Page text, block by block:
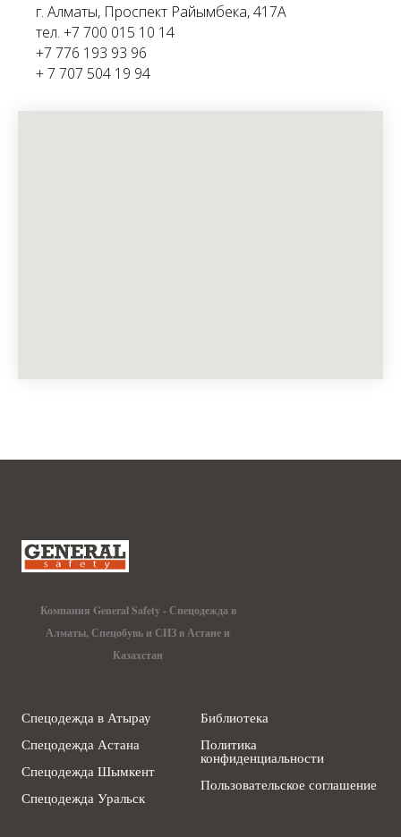
г. Алматы, Проспект Райымбека, 417А
тел. +7 700 015 10 14
+7 776 193 93 96
+ 7 707 504 19 94
Компания General Safety - Спецодежда в
Алматы, Спецобувь и СИЗ в Астане и
Казахстан
Спецодежда в Атырау
Спецодежда Астана
Спецодежда Шымкент
Спецодежда Уральск
Библиотека
Политика
конфиденциальности
Пользовательское соглашение